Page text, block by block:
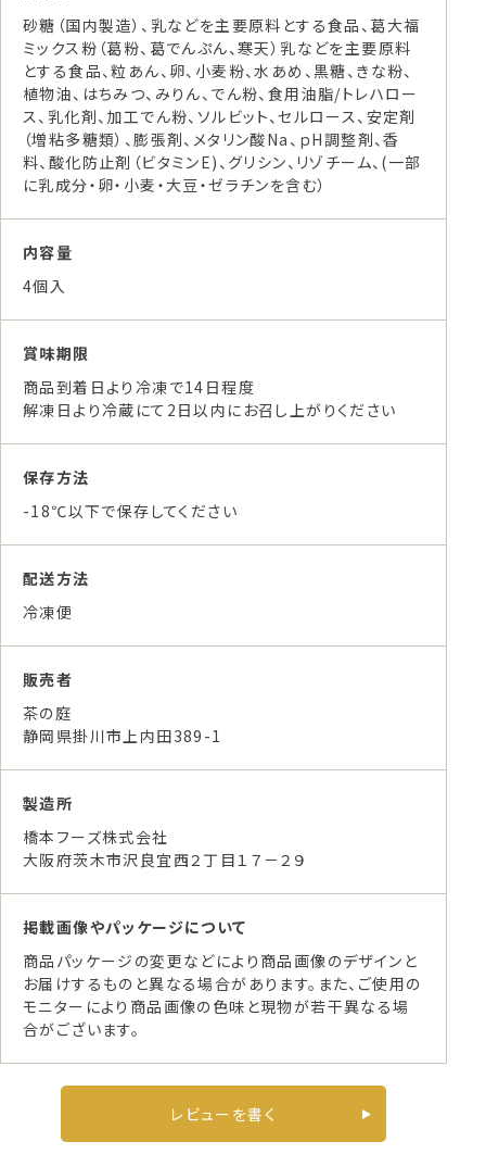
砂糖（国内製造）、乳などを主要原料とする食品、葛大福
ミックス粉（葛粉、葛でんぷん、寒天）乳などを主要原料
とする食品、粒あん、卵、小麦粉、水あめ、黒糖、きな粉、
植物油、はちみつ、みりん、でん粉、食用油脂/トレハロー
ス、乳化剤、加工でん粉、ソルビット、セルロース、安定剤
（増粘多糖類）、膨張剤、メタリン酸Na、ｐH調整剤、香
料、酸化防止剤（ビタミンE)、グリシン、リゾチーム、(一部
に乳成分・卵・小麦・大豆・ゼラチンを含む）
内容量
4個入
賞味期限
商品到着日より冷凍で14日程度
解凍日より冷蔵にて2日以内にお召し上がりください
保存方法
-18℃以下で保存してください
配送方法
冷凍便
販売者
茶の庭
静岡県掛川市上内田389-1
製造所
橋本フーズ株式会社
大阪府茨木市沢良宜西２丁目１７－２９
掲載画像やパッケージについて
商品パッケージの変更などにより商品画像のデザインと
お届けするものと異なる場合があります。また、ご使用の
モニターにより商品画像の色味と現物が若干異なる場
合がございます。
レビューを書く